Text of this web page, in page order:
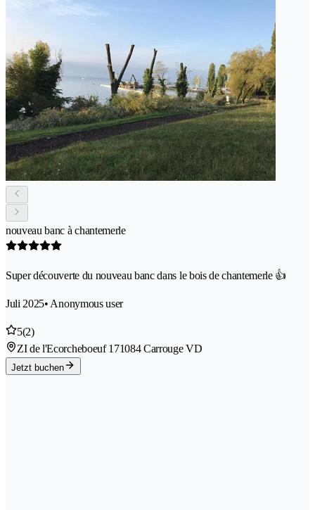
nouveau banc à chantemerle
Super découverte du nouveau banc dans le bois de chantemerle 👍
Juli 2025• Anonymous user
5(2)
ZI de l'Ecorcheboeuf 171084 Carrouge VD
Jetzt buchen